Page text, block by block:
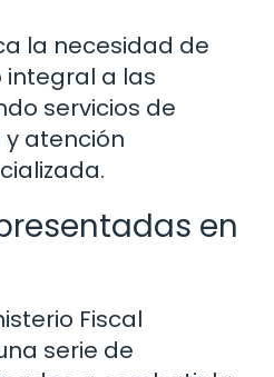
la necesidad de
integral a las
servicios de
atención
en
Fiscal
serie de